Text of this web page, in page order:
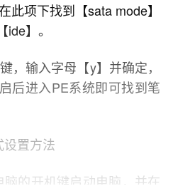
此项下找到【sata mode】
】。
，输入字母【y】并确定，
后进入PE系统即可找到笔
置方法
的开机键启动电脑，并在